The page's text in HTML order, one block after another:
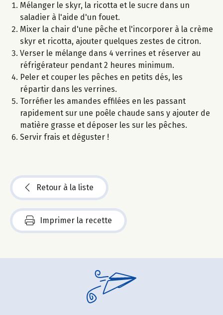
Mélanger le skyr, la ricotta et le sucre dans un
saladier à l'aide d'un fouet.
Mixer la chair d'une pêche et l'incorporer à la crème
skyr et ricotta, ajouter quelques zestes de citron.
Verser le mélange dans 4 verrines et réserver au
réfrigérateur pendant 2 heures minimum.
Peler et couper les pêches en petits dés, les
répartir dans les verrines.
Torréfier les amandes effilées en les passant
rapidement sur une poêle chaude sans y ajouter de
matière grasse et déposer les sur les pêches.
Servir frais et déguster !
Retour à la liste
Imprimer la recette